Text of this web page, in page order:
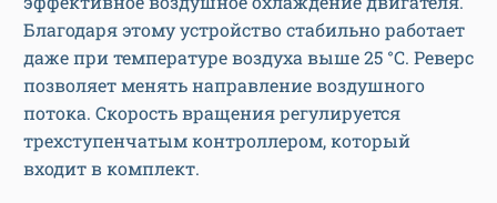
Благодаря этому устройство стабильно работает
даже при температуре воздуха выше 25 °C. Реверс
позволяет менять направление воздушного
потока. Скорость вращения регулируется
трехступенчатым контроллером, который
входит в комплект.